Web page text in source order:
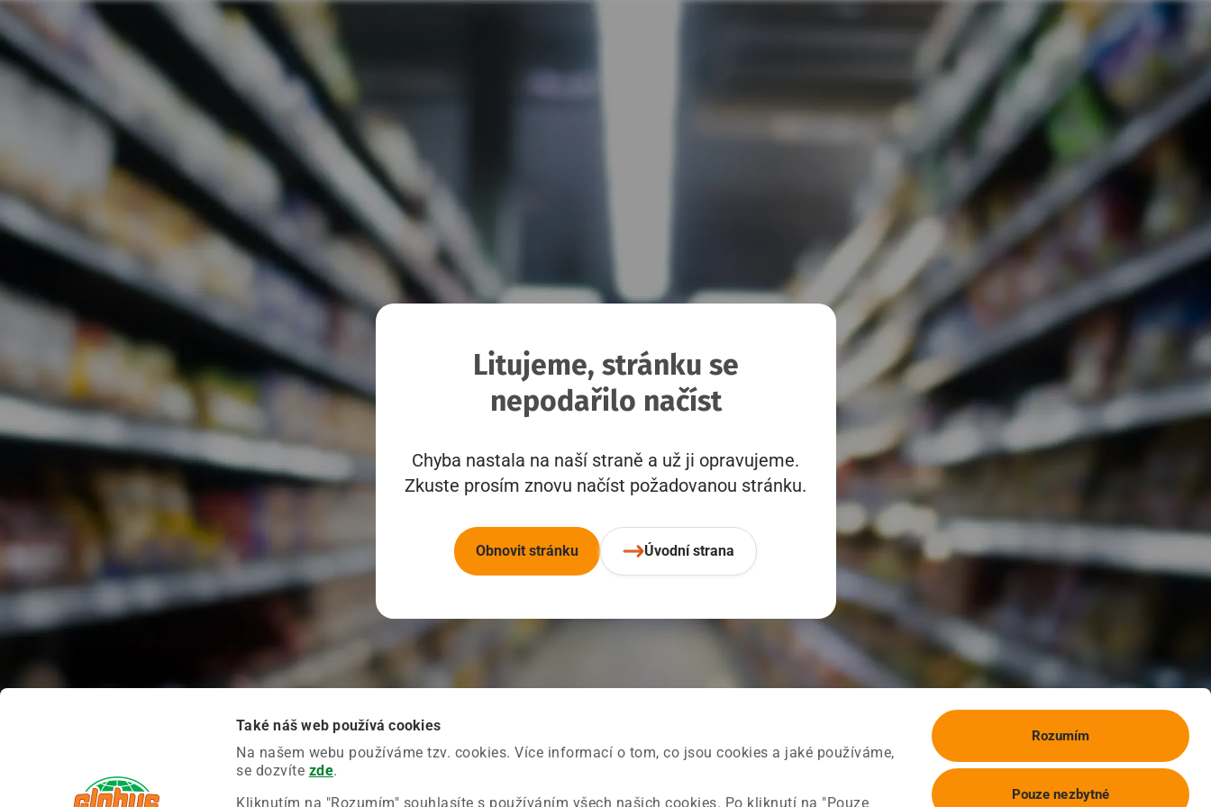
Také náš web používá cookies
Na našem webu používáme tzv. cookies. Více informací o tom, co jsou cookies a jaké používáme,
se dozvíte zde.
Kliknutím na "Rozumím" souhlasíte s používáním všech našich cookies. Po kliknutí na "Pouze
Rozumím
Pouze nezbytné
Litujeme, stránku se
nepodařilo načíst
Chyba nastala na naší straně a už ji opravujeme.
Zkuste prosím znovu načíst požadovanou stránku.
Obnovit stránku Úvodní strana